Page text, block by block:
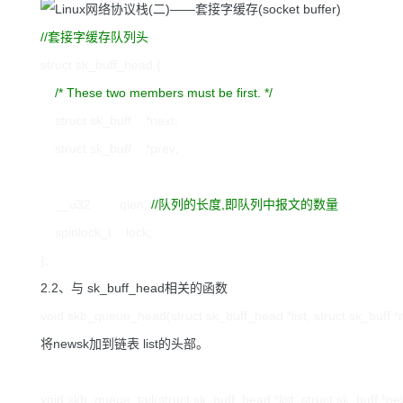
//套接字缓存队列头
/* These two members must be first. */
//队列的长度,即队列中报文的数量
2.2、与 sk_buff_head相关的函数
将newsk加到链表 list的头部。